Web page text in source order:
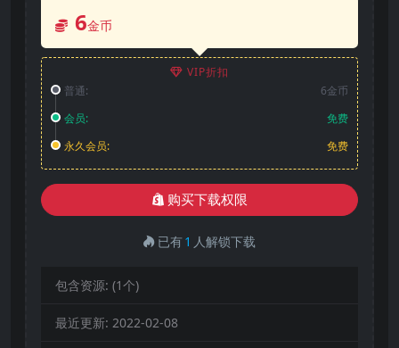
6金币
VIP折扣
普通:
6金币
会员:
免费
永久会员:
免费
购买下载权限
已有1 人解锁下载
包含资源: (1个)
最近更新: 2022-02-08